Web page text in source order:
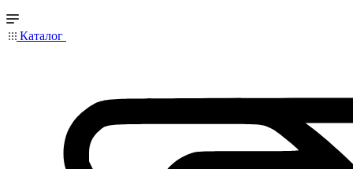
Каталог